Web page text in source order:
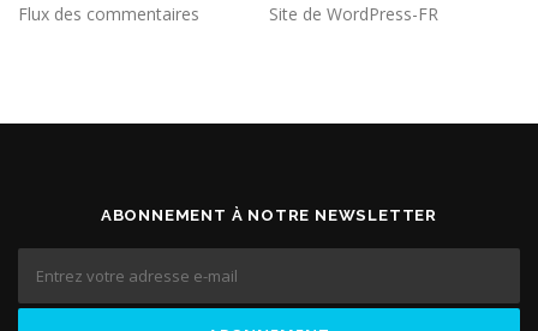
Flux des commentaires
Site de WordPress-FR
ABONNEMENT À NOTRE NEWSLETTER